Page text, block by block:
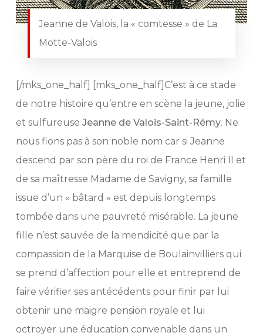
Jeanne de Valois, la « comtesse » de La
Motte-Valois
[/mks_one_half] [mks_one_half]C’est à ce stade
de notre histoire qu’entre en scène la jeune, jolie
et sulfureuse Jeanne de Valois-Saint-Rémy. Ne
nous fions pas à son noble nom car si Jeanne
descend par son père du roi de France Henri II et
de sa maîtresse Madame de Savigny, sa famille
issue d’un « bâtard » est depuis longtemps
tombée dans une pauvreté misérable. La jeune
fille n’est sauvée de la mendicité que par la
compassion de la Marquise de Boulainvilliers qui
se prend d’affection pour elle et entreprend de
faire vérifier ses antécédents pour finir par lui
obtenir une maigre pension royale et lui
octroyer une éducation convenable dans un